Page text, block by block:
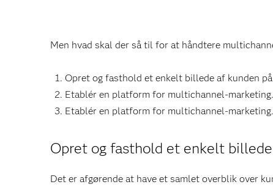
Men hvad skal der så til for at håndtere
Opret og fasthold et enkelt billede af kunden
Etablér en platform for multichannel-marketing.
Etablér en platform for multichannel-marketing.
Opret og fasthold et enkelt
Det er afgørende at have et samlet overblik over